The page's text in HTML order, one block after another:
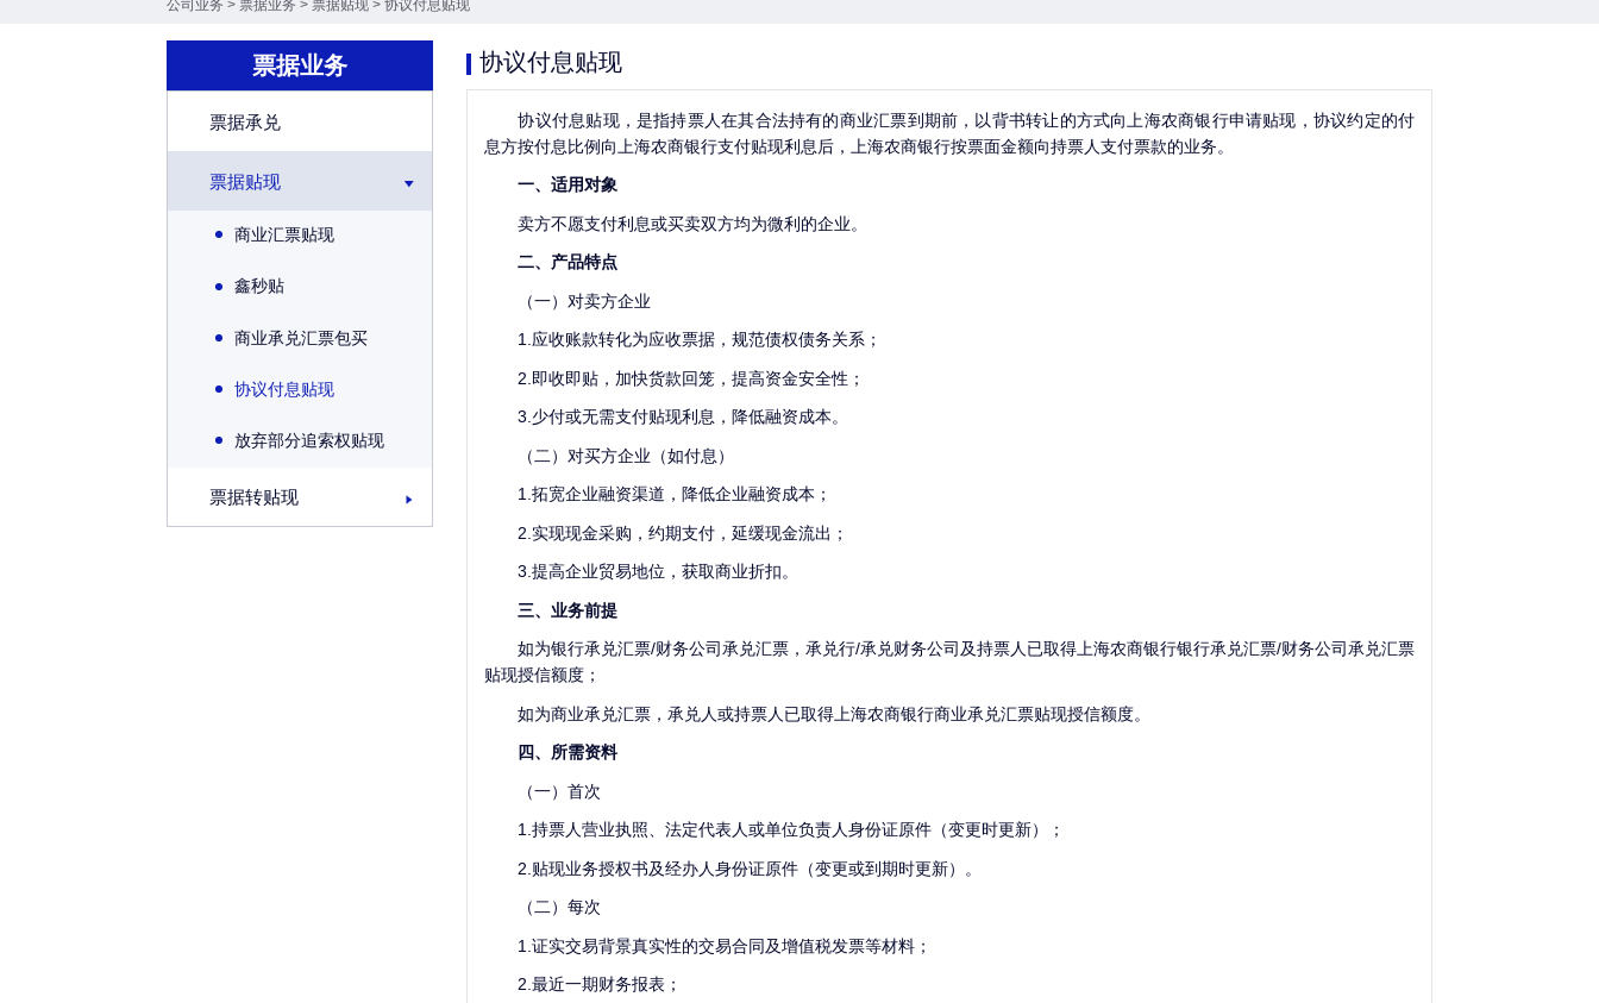
公司业务 > 票据业务 > 票据贴现 > 协议付息贴现
票据业务
票据承兑
票据贴现
商业汇票贴现
鑫秒贴
商业承兑汇票包买
协议付息贴现
放弃部分追索权贴现
票据转贴现
协议付息贴现
协议付息贴现，是指持票人在其合法持有的商业汇票到期前，以背书转让的方式向上海农商银行申请贴现，协议约定的付
息方按付息比例向上海农商银行支付贴现利息后，上海农商银行按票面金额向持票人支付票款的业务。
一、适用对象
卖方不愿支付利息或买卖双方均为微利的企业。
二、产品特点
（一）对卖方企业
1.应收账款转化为应收票据，规范债权债务关系；
2.即收即贴，加快货款回笼，提高资金安全性；
3.少付或无需支付贴现利息，降低融资成本。
（二）对买方企业（如付息）
1.拓宽企业融资渠道，降低企业融资成本；
2.实现现金采购，约期支付，延缓现金流出；
3.提高企业贸易地位，获取商业折扣。
三、业务前提
如为银行承兑汇票/财务公司承兑汇票，承兑行/承兑财务公司及持票人已取得上海农商银行银行承兑汇票/财务公司承兑汇票
贴现授信额度；
如为商业承兑汇票，承兑人或持票人已取得上海农商银行商业承兑汇票贴现授信额度。
四、所需资料
（一）首次
1.持票人营业执照、法定代表人或单位负责人身份证原件（变更时更新）；
2.贴现业务授权书及经办人身份证原件（变更或到期时更新）。
（二）每次
1.证实交易背景真实性的交易合同及增值税发票等材料；
2.最近一期财务报表；